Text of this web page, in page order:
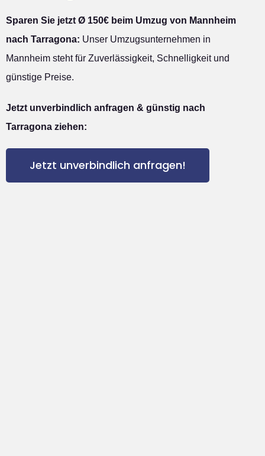
Sparen Sie jetzt Ø 150€ beim Umzug von Mannheim
nach Tarragona: Unser Umzugsunternehmen in
Mannheim steht für Zuverlässigkeit, Schnelligkeit und
günstige Preise.
Jetzt unverbindlich anfragen & günstig nach
Tarragona ziehen:
Jetzt unverbindlich anfragen!